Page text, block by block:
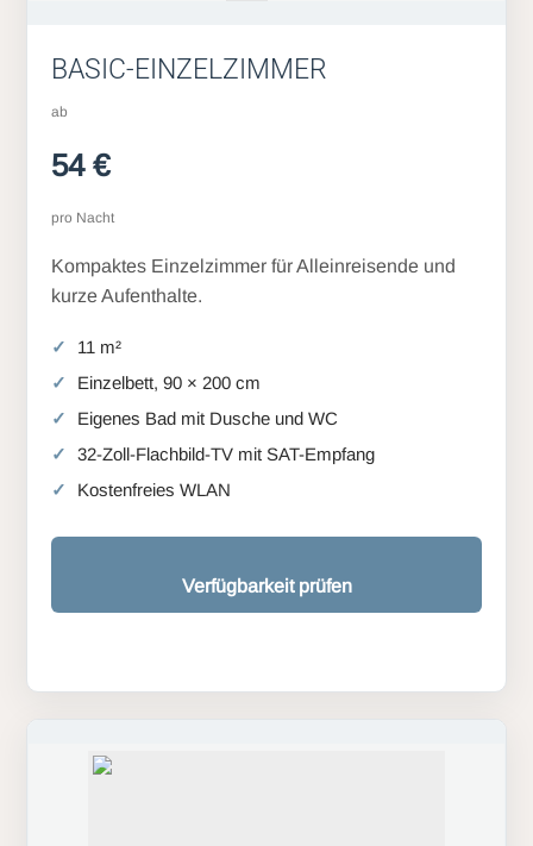
BASIC-EINZELZIMMER
ab
54 €
pro Nacht
Kompaktes Einzelzimmer für Alleinreisende und
kurze Aufenthalte.
11 m²
Einzelbett, 90 × 200 cm
Eigenes Bad mit Dusche und WC
32-Zoll-Flachbild-TV mit SAT-Empfang
Kostenfreies WLAN
Verfügbarkeit prüfen